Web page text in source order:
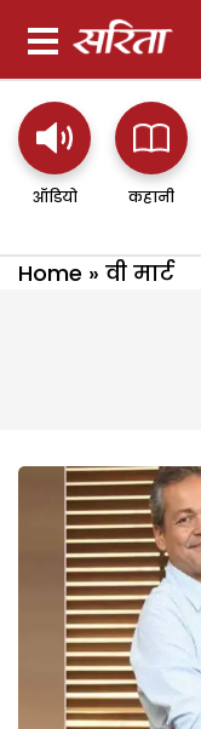
ऑडियो कहानी
Home » वी मार्ट